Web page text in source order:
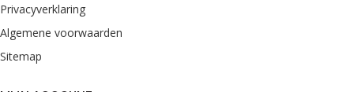
Privacyverklaring
Algemene voorwaarden
Sitemap